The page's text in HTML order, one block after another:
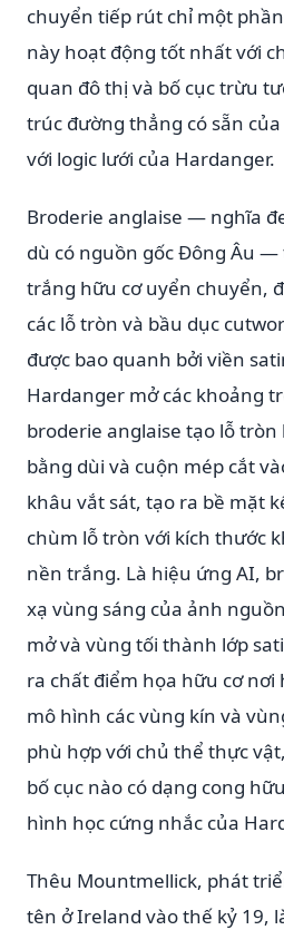
chuyển tiếp rút chỉ một
này hoạt động tốt nhất với
quan đô thị và bố cục trừu
trúc đường thẳng có sẵn
với logic lưới của Hardanger.
Broderie anglaise — nghĩa
dù có nguồn gốc Đông Âu
trắng hữu cơ uyển chuyển,
các lỗ tròn và bầu dục
được bao quanh bởi viền
Hardanger mở các khoảng
broderie anglaise tạo lỗ tròn
bằng dùi và cuộn mép cắt
khâu vắt sát, tạo ra bề mặt
chùm lỗ tròn với kích thước
nền trắng. Là hiệu ứng AI,
xạ vùng sáng của ảnh
mở và vùng tối thành lớp
ra chất điểm họa hữu cơ
mô hình các vùng kín và
phù hợp với chủ thể thực
bố cục nào có dạng cong
hình học cứng nhắc của
Thêu Mountmellick, phát
tên ở Ireland vào thế kỷ 19,